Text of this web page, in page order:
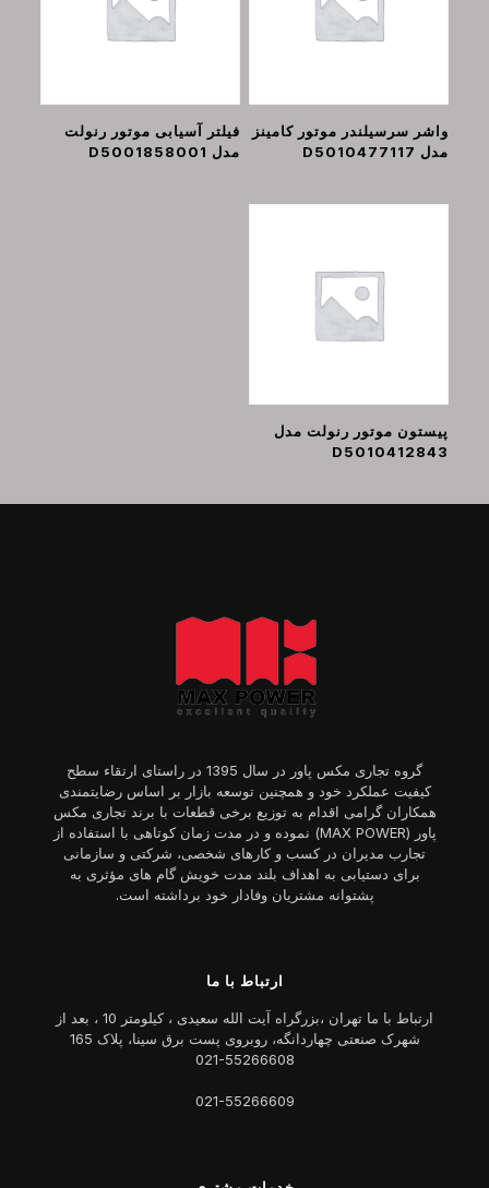
واشر سرسیلندر موتور کامینز
مدل D5010477117
فیلتر آسیابی موتور رنولت
مدل D5001858001
پیستون موتور رنولت مدل
D5010412843
گروه تجاری مکس پاور در سال 1395 در راستای ارتقاء سطح
کیفیت عملکرد خود و همچنین توسعه بازار بر اساس رضایتمندی
همکاران گرامی اقدام به توزیع برخی قطعات با برند تجاری مکس
پاور (MAX POWER) نموده و در مدت زمان کوتاهی با استفاده از
تجارب مدیران در کسب و کارهای شخصی، شرکتی و سازمانی
برای دستیابی به اهداف بلند مدت خویش گام های مؤثری به
پشتوانه مشتریان وفادار خود برداشته است.
ارتباط با ما
ارتباط با ما تهران ،بزرگراه آیت الله سعیدی ، کیلومتر 10 ، بعد از
شهرک صنعتی چهاردانگه، روبروی پست برق سینا، پلاک 165
021-55266608
021-55266609